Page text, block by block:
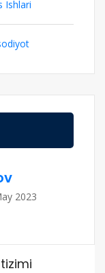
Ishlari
2023